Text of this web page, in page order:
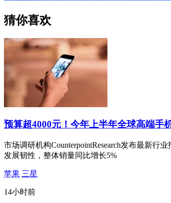
猜你喜欢
预算超4000元！今年上半年全球高端手
市场调研机构CounterpointResearch发布最新行
发展韧性，整体销量同比增长5%
苹果 三星
14小时前